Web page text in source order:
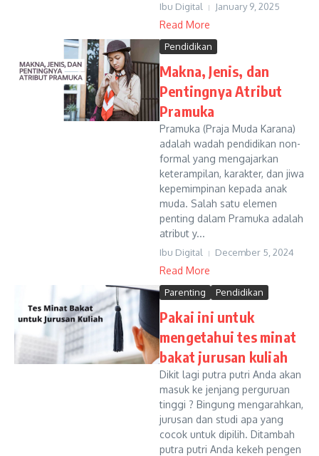
Ibu Digital January 9, 2025
Read More
Pendidikan
Makna, Jenis, dan
Pentingnya Atribut
Pramuka
Pramuka (Praja Muda Karana)
adalah wadah pendidikan non-
formal yang mengajarkan
keterampilan, karakter, dan jiwa
kepemimpinan kepada anak
muda. Salah satu elemen
penting dalam Pramuka adalah
atribut y...
Ibu Digital December 5, 2024
Read More
Parenting Pendidikan
Pakai ini untuk
mengetahui tes minat
bakat jurusan kuliah
Dikit lagi putra putri Anda akan
masuk ke jenjang perguruan
tinggi ? Bingung mengarahkan,
jurusan dan studi apa yang
cocok untuk dipilih. Ditambah
putra putri Anda kekeh pengen